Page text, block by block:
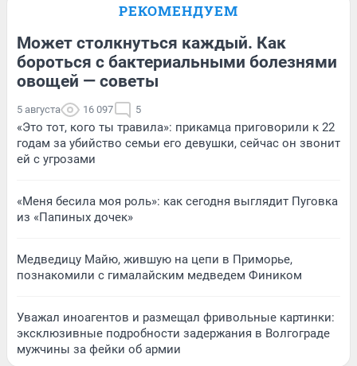
РЕКОМЕНДУЕМ
Может столкнуться каждый. Как
бороться с бактериальными болезнями
овощей — советы
5 августа 16 097 5
«Это тот, кого ты травила»: прикамца приговорили к 22
годам за убийство семьи его девушки, сейчас он звонит
ей с угрозами
«Меня бесила моя роль»: как сегодня выглядит Пуговка
из «Папиных дочек»
Медведицу Майю, жившую на цепи в Приморье,
познакомили с гималайским медведем Фиником
Уважал иноагентов и размещал фривольные картинки:
эксклюзивные подробности задержания в Волгограде
мужчины за фейки об армии